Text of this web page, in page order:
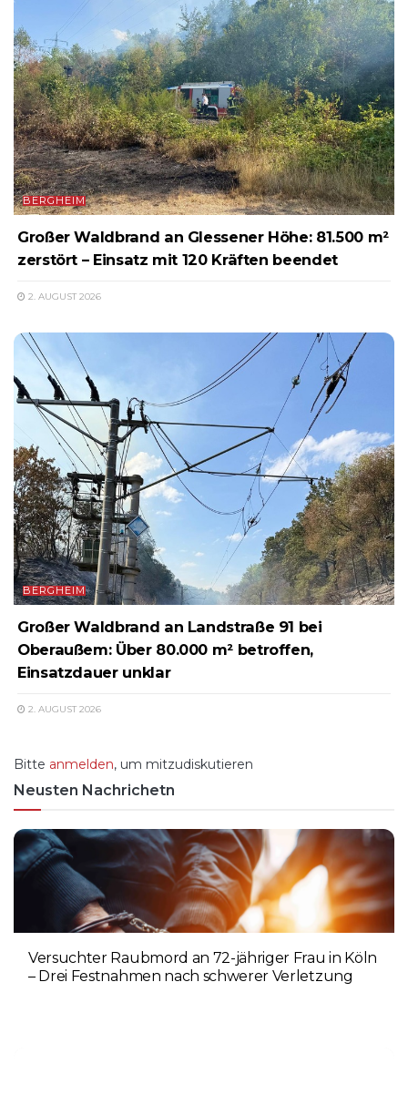
BERGHEIM
Großer Waldbrand an Glessener Höhe: 81.500 m²
zerstört – Einsatz mit 120 Kräften beendet
2. AUGUST 2026
BERGHEIM
Großer Waldbrand an Landstraße 91 bei
Oberaußem: Über 80.000 m² betroffen,
Einsatzdauer unklar
2. AUGUST 2026
Bitte anmelden, um mitzudiskutieren
Neusten Nachrichetn
Versuchter Raubmord an 72-jähriger Frau in Köln
– Drei Festnahmen nach schwerer Verletzung